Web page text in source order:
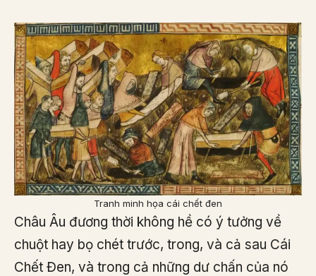
Tranh minh họa cái chết đen
Châu Âu đương thời không hề có ý tưởng về
chuột hay bọ chét trước, trong, và cả sau Cái
Chết Đen, và trong cả những dư chấn của nó